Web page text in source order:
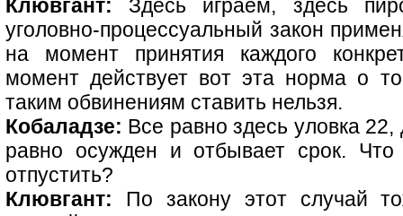
Клювгант: Здесь играем, здесь
уголовно-процессуальный закон
на момент принятия каждого
момент действует вот эта норма о
таким обвинениям ставить нельзя.
Кобаладзе: Все равно здесь уловка
равно осужден и отбывает срок. Что
отпустить?
Клювгант: По закону этот случай